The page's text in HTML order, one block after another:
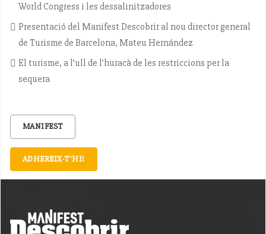
World Congress i les dessalinitzadores
Presentació del Manifest Descobrir al nou director general
de Turisme de Barcelona, Mateu Hernández
El turisme, a l’ull de l’huracà de les restriccions per la
sequera
MANIFEST
ADHEREIX-T'HI!